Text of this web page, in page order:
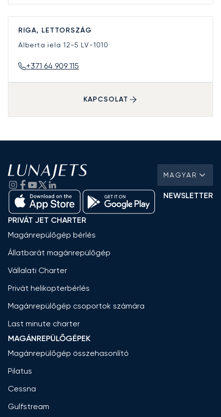
RIGA, LETTORSZÁG
Alberta iela 12-5 LV-1010
+371 64 909 115
KAPCSOLAT
MAGYAR
NEWSLETTER
PRIVÁT JET CHARTER
Magánrepülőgép bérlés
Állatbarát magánrepülőgép
Vállalati Charter
Privát helikopterbérlés
Magánrepülőgép csoportok számára
Last minute charter
MAGÁNREPÜLŐGÉPEK
Magánrepülőgép összehasonlító
Pilatus
Cessna
Gulfstream